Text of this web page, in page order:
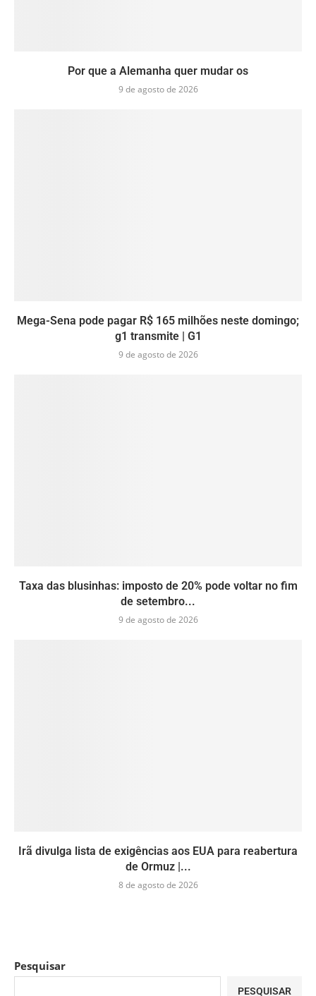
Por que a Alemanha quer mudar os
9 de agosto de 2026
Mega-Sena pode pagar R$ 165 milhões neste domingo;
g1 transmite | G1
9 de agosto de 2026
Taxa das blusinhas: imposto de 20% pode voltar no fim
de setembro...
9 de agosto de 2026
Irã divulga lista de exigências aos EUA para reabertura
de Ormuz |...
8 de agosto de 2026
Pesquisar
PESQUISAR